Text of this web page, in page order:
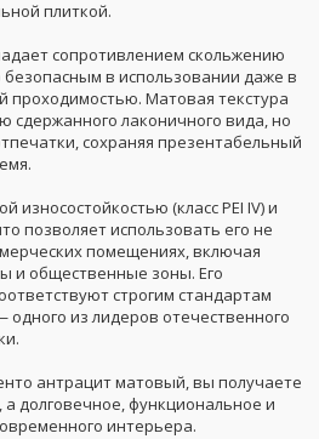
плиткой.
сопротивлением скольжению
безопасным в использовании даже в
Матовая текстура
сдержанного лаконичного вида, но
сохраняя презентабельный
износостойкостью (класс PEI IV) и
позволяет использовать его не
помещениях, включая
и общественные зоны. Его
строгим стандартам
из лидеров отечественного
антрацит матовый, вы получаете
долговечное, функциональное и
интерьера.